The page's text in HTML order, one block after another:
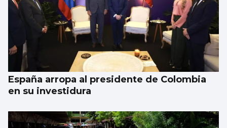
España arropa al presidente de Colombia
en su investidura